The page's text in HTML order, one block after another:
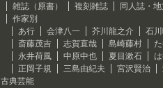
雑誌（原書）
複刻雑誌
同人誌・
作家別
あ行
会津八一 芥川龍之介
石
斎藤茂吉
志賀直哉 島崎藤村
永井荷風
中原中也 夏目漱石
正岡子規
三島由紀夫 宮沢賢治
古典芸能